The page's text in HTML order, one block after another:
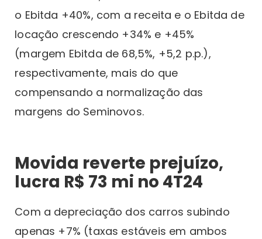
o Ebitda +40%, com a receita e o Ebitda de
locação crescendo +34% e +45%
(margem Ebitda de 68,5%, +5,2 p.p.),
respectivamente, mais do que
compensando a normalização das
margens do Seminovos.
Movida reverte prejuízo,
lucra R$ 73 mi no 4T24
Com a depreciação dos carros subindo
apenas +7% (taxas estáveis em ambos